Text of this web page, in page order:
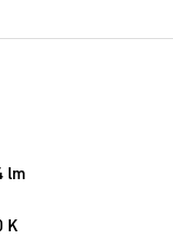
lm
K